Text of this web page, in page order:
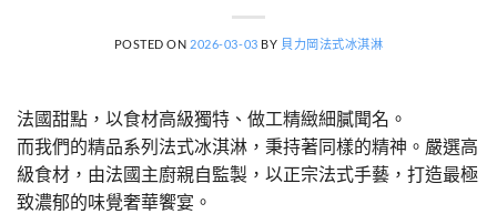
POSTED ON 2026-03-03 BY 貝力岡法式冰淇淋
法國甜點，以食材高級獨特、做工精緻細膩聞名。
而我們的精品系列法式冰淇淋，秉持著同樣的精神。嚴選高
級食材，由法國主廚親自監製，以正宗法式手藝，打造最極
致濃郁的味覺奢華饗宴。